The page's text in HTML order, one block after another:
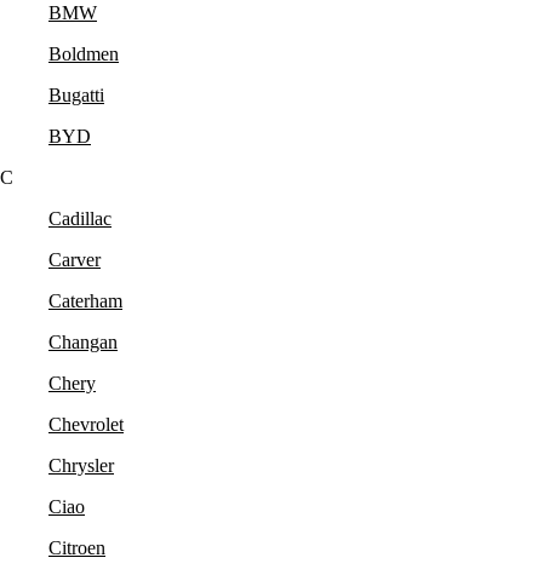
BMW
Boldmen
Bugatti
BYD
C
Cadillac
Carver
Caterham
Changan
Chery
Chevrolet
Chrysler
Ciao
Citroen